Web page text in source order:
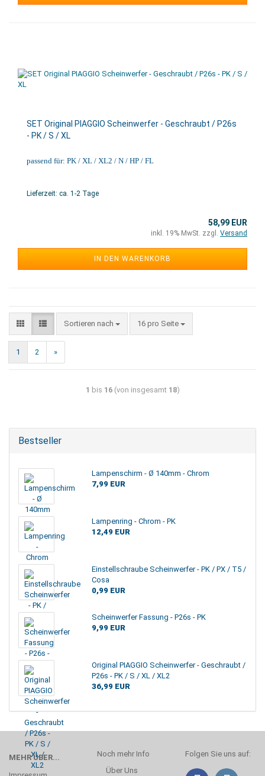
SET Original PIAGGIO Scheinwerfer - Geschraubt / P26s
- PK / S / XL
passend für: PK / XL / XL2 / N / HP / FL
Lieferzeit: ca. 1-2 Tage
58,99 EUR
inkl. 19% MwSt. zzgl. Versand
IN DEN WARENKORB
Sortieren nach 16 pro Seite
1 2 »
1 bis 16(von insgesamt 18)
Bestseller
Lampenschirm - Ø 140mm - Chrom
7,99 EUR
Lampenring - Chrom - PK
12,49 EUR
Einstellschraube Scheinwerfer - PK / PX / T5 /
Cosa
0,99 EUR
Scheinwerfer Fassung - P26s - PK
9,99 EUR
Original PIAGGIO Scheinwerfer - Geschraubt /
P26s - PK / S / XL / XL2
36,99 EUR
MEHR ÜBER...
Noch mehr Info
Über Uns
Folgen Sie uns auf: